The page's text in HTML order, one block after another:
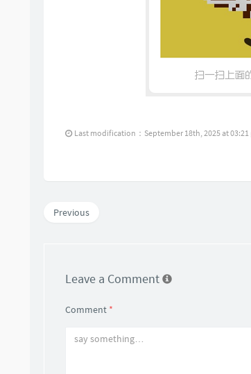
Last modification：September 18th, 2025 at 03:21
Previous
Leave a Comment
Comment *